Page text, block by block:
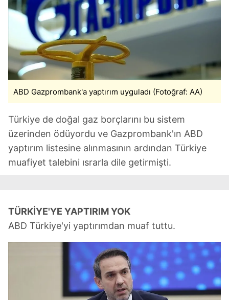
ABD Gazprombank'a yaptırım uyguladı (Fotoğraf: AA)
Türkiye de doğal gaz borçlarını bu sistem
üzerinden ödüyordu ve Gazprombank'ın ABD
yaptırım listesine alınmasının ardından Türkiye
muafiyet talebini ısrarla dile getirmişti.
TÜRKİYE'YE YAPTIRIM YOK
ABD Türkiye'yi yaptırımdan muaf tuttu.